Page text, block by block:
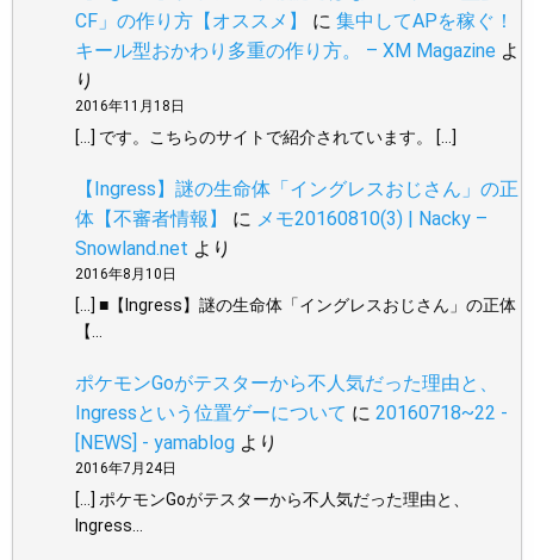
CF」の作り方【オススメ】
に 集中してAPを稼ぐ！
キール型おかわり多重の作り方。 – XM Magazine よ
り
2016年11月18日
[…] です。こちらのサイトで紹介されています。 […]
【Ingress】謎の生命体「イングレスおじさん」の正
体【不審者情報】
に メモ20160810(3) | Nacky –
Snowland.net より
2016年8月10日
[…] ■【Ingress】謎の生命体「イングレスおじさん」の正体
【…
ポケモンGoがテスターから不人気だった理由と、
Ingressという位置ゲーについて に 20160718~22 -
[NEWS] - yamablog より
2016年7月24日
[…] ポケモンGoがテスターから不人気だった理由と、
Ingress…